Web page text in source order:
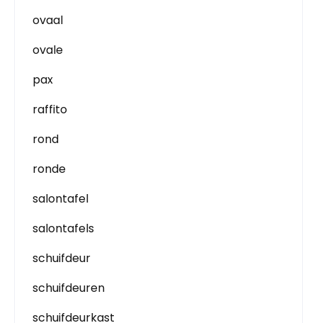
ovaal
ovale
pax
raffito
rond
ronde
salontafel
salontafels
schuifdeur
schuifdeuren
schuifdeurkast